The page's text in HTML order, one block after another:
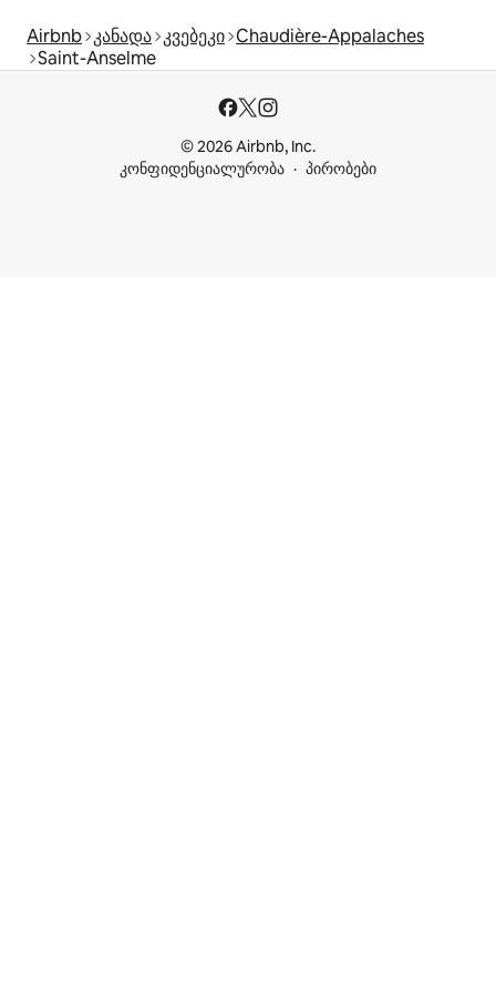
Airbnb კანადა კვებეკი Chaudière-Appalaches
Saint-Anselme
© 2026 Airbnb, Inc.
კონფიდენციალურობა
პირობები